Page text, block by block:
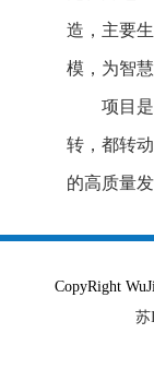
造，主要
模，为智
项目
转，都转
的高质量
CopyRight
苏